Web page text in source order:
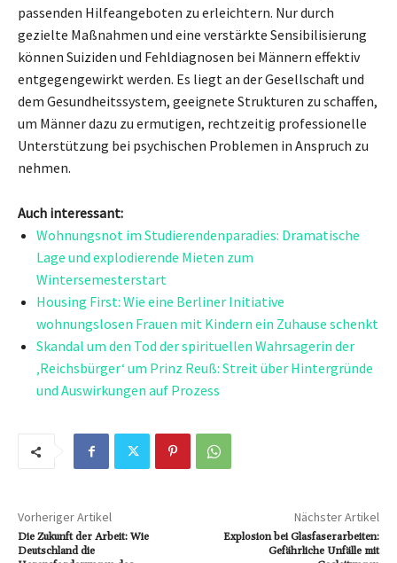
passenden Hilfeangeboten zu erleichtern. Nur durch
gezielte Maßnahmen und eine verstärkte Sensibilisierung
können Suiziden und Fehldiagnosen bei Männern effektiv
entgegengewirkt werden. Es liegt an der Gesellschaft und
dem Gesundheitssystem, geeignete Strukturen zu schaffen,
um Männer dazu zu ermutigen, rechtzeitig professionelle
Unterstützung bei psychischen Problemen in Anspruch zu
nehmen.
Auch interessant:
Wohnungsnot im Studierendenparadies: Dramatische
Lage und explodierende Mieten zum
Wintersemesterstart
Housing First: Wie eine Berliner Initiative
wohnungslosen Frauen mit Kindern ein Zuhause schenkt
Skandal um den Tod der spirituellen Wahrsagerin der
‚Reichsbürger‘ um Prinz Reuß: Streit über Hintergründe
und Auswirkungen auf Prozess
Vorheriger Artikel
Die Zukunft der Arbeit: Wie
Deutschland die
Nächster Artikel
Explosion bei Glasfaserarbeiten:
Gefährliche Unfälle mit